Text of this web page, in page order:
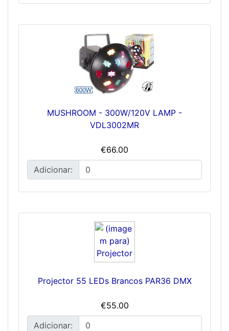
MUSHROOM - 300W/120V LAMP -
VDL3002MR
€66.00
Adicionar:
Projector 55 LEDs Brancos PAR36 DMX
€55.00
Adicionar: